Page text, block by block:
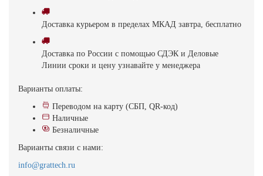
Доставка курьером в пределах МКАД завтра, бесплатно
Доставка по России с помощью СДЭК и Деловые
Линии сроки и цену узнавайте у менеджера
Варианты оплаты:
Переводом на карту (СБП, QR-код)
Наличные
Безналичные
Варианты связи с нами:
info@grattech.ru